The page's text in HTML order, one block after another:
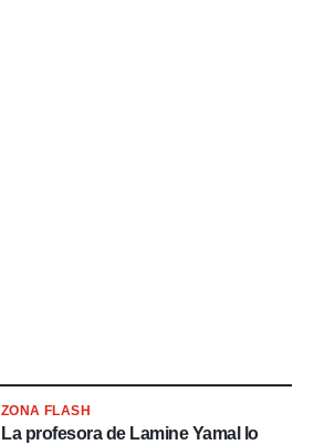
ZONA FLASH
La profesora de Lamine Yamal lo